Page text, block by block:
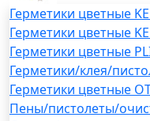
Герметики цветные
Герметики цветные
Герметики цветные
Герметики/клея/
Герметики цветные
Пены/пистолеты/